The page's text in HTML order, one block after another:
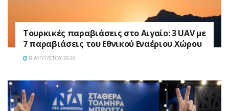
Τουρκικές παραβιάσεις στο Αιγαίο: 3 UAV με
7 παραβιάσεις του Εθνικού Εναέριου Χώρου
8 ΑΥΓΟΎΣΤΟΥ 2026